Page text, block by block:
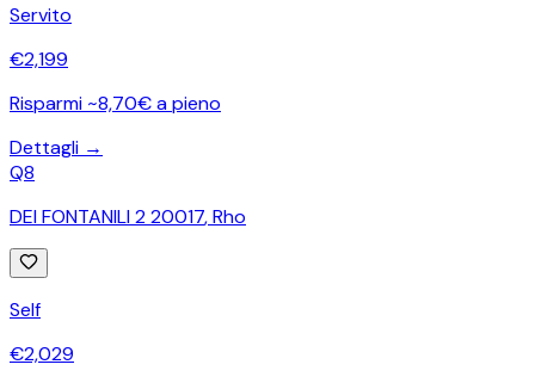
Servito
€2,199
Risparmi ~8,70€ a pieno
Dettagli →
Q8
DEI FONTANILI 2 20017,Rho
Self
€2,029